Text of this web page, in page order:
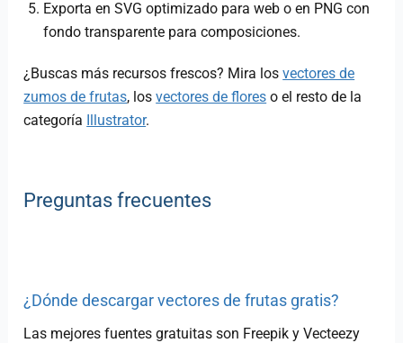
Exporta en SVG optimizado para web o en PNG con
fondo transparente para composiciones.
¿Buscas más recursos frescos? Mira losvectores de
zumos de frutas, losvectores de flores o el resto de la
categoría Illustrator.
Preguntas frecuentes
¿Dónde descargar vectores de frutas gratis?
Las mejores fuentes gratuitas son Freepik y Vecteezy